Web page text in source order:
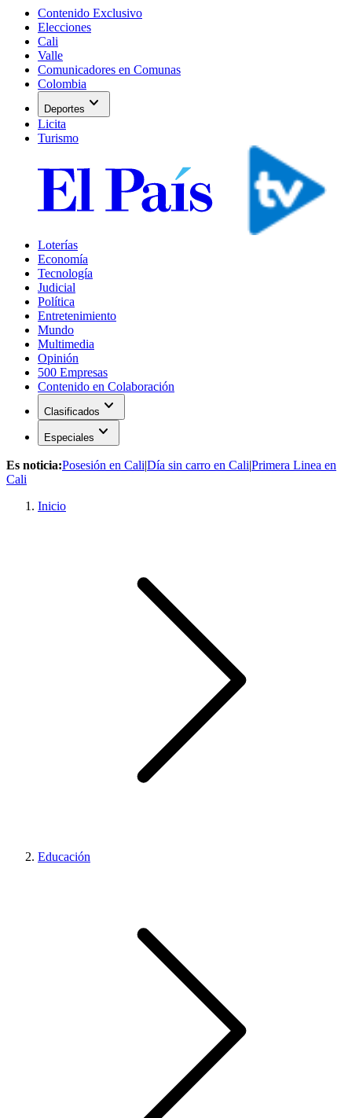
Contenido Exclusivo
Elecciones
Cali
Valle
Comunicadores en Comunas
Colombia
Deportes expand_more
Licita
Turismo
Loterías
Economía
Tecnología
Judicial
Política
Entretenimiento
Mundo
Multimedia
Opinión
500 Empresas
Contenido en Colaboración
Clasificados expand_more
Especiales expand_more
Es noticia:Posesión en Cali|Día sin carro en Cali|Primera Linea en
Cali
Inicio
Educación